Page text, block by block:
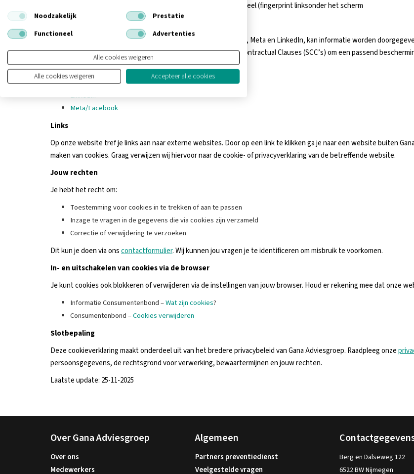
Jouw keuze kun je op elk moment wijzigen via het voorkeurspaneel (fingerprint linksonder het scherm
Doorgifte buiten de EU
Wanneer gegevens worden verwerkt door partijen zoals Google, Meta en LinkedIn, kan informatie worden
zoals de Verenigde Staten. Deze partijen gebruiken Standard Contractual Clauses (SCC’s) om een passend
partijen voor meer informatie:
Google/YouTube
LinkedIn
Meta/Facebook
Links
Op onze website tref je links aan naar externe websites. Door op een link te klikken ga je naar een website buiten
maken van cookies. Graag verwijzen wij hiervoor naar de cookie- of privacyverklaring van de betreffende website.
Jouw rechten
Je hebt het recht om:
Toestemming voor cookies in te trekken of aan te passen
Inzage te vragen in de gegevens die via cookies zijn verzameld
Correctie of verwijdering te verzoeken
Dit kun je doen via onscontactformulier. Wij kunnen jou vragen je te identificeren om misbruik te voorkomen.
In- en uitschakelen van cookies via de browser
Je kunt cookies ook blokkeren of verwijderen via de instellingen van jouw browser. Houd er rekening mee dat onze
Informatie Consumentenbond –Wat zijn cookies?
Consumentenbond –Cookies verwijderen
Slotbepaling
Deze cookieverklaring maakt onderdeel uit van het bredere privacybeleid van Gana Adviesgroep. Raadpleeg onze
persoonsgegevens, de rechtsgrond voor verwerking, bewaartermijnen en jouw rechten.
Laatste update: 25-11-2025
Over Gana Adviesgroep
Over ons
Medewerkers
Algemeen
Partners preventiedienst
Veelgestelde vragen
Berg en Dalseweg 122
6522 BW Nijmegen
Noodzakelijk
Prestatie
Functioneel
Advertenties
Alle cookies weigeren
Alle cookies weigeren
Accepteer alle cookies